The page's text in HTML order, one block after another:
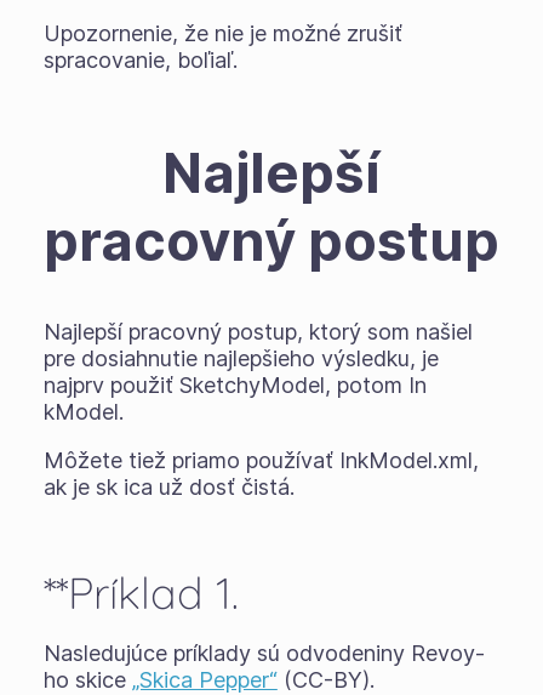
Upozornenie, že nie je možné zrušiť
spracovanie, boľiaľ.
Najlepší
pracovný postup
Najlepší pracovný postup, ktorý som našiel
pre dosiahnutie najlepšieho výsledku, je
najprv použiť SketchyModel, potom In
kModel.
Môžete tiež priamo používať InkModel.xml,
ak je sk ica už dosť čistá.
**Príklad 1.
Nasledujúce príklady sú odvodeniny Revoy-
ho skice „Skica Pepper“(CC-BY).